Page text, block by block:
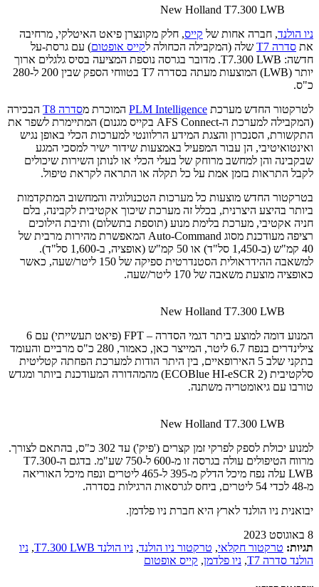
New Holland T7.300 LWB
ניו הולנד, חברה אחות של קייס, חלק מקונצרן פיאט האיטלקי, מרחיבה
את סדרה T7 שלה (המקבילה הכחולה לקייס אופטום) עם גרסת-על
חדשה: T7.300 LWB. מדובר בגרסה נוספת המציעה בסיס גלגלים ארוך
יותר (LWB) המוצעות מעתה בסדרה T7 בטווחי הספק שבין 200 ל-280
כ"ס.
לטרקטור החדש מערכת PLM Intelligence המוכרת מסדרה T8
הבכירה
(המקבילה למערכת ה-AFS Connect בקייס מגנום) המתיימרת לשפר את
התקשורת, הסנכרון והצגת המידע הרלוונטי למערכות הכלי באופן נגיש
ואינטואיטיבי, הן עבור המפעיל באמצעות שידור ישיר למסכי המגע
שבקבינה והן למחשב מרוחק של בעלי הכלי או לנותן השירות שיכולים
לקבל התראות בזמן אמת על כל תקלה או התראה לקראת טיפול.
בטרקטור החדש מוצעות כל מערכות הטכנולוגיה והמחשוב המתקדמות
ביותר בהיצע היצרנית, בכלל זה מערכת שיכוך אקטיבית לקבינה, בלם
חניה אקטיבי, מערכת בלימת מנוע (תוספת בתשלום) ותיבת הילוכים
רציפה מעודכנת מסוג Auto-Command המאפשרת מהירות מרבית של
40 קמ"ש (ב-1,450 סל"ד) או 50 קמ"ש (אופציה, ב-1,600 סל"ד).
למשאבה ההידראולית הסטנדרטית ספיקה של 150 ליטר/שעה, כאשר
כאופציה מוצעת משאבה של 170 ליטר/שעה.
New Holland T7.300 LWB
המנוע דומה למוצע ביתר דגמי הסדרה – FPT (פיאט תעשייתי) עם 6
צילינדרים בנפח 6.7 ליטר, המייצר כאן, כאמור, 280 כ"ס מרביים והעומד
בתקני שלב 5 האירופאיים, בין היתר הודות למערכת הפחתה קטליטית
סלקטיבית (ECOBlue HI-eSCR 2) מהמהדורה המעודכנת ביותר ומגדש
טורבו עם גיאומטריה משתנה.
New Holland T7.300 LWB
למנוע יכולת לספק לפרקי זמן קצרים ('פיק') עד 302 כ"ס, בהתאם לצורך.
מרווח הטיפולים עולה בגרסה זו מ-600 ל-750 שע"מ. בדגם ה-T7.300
LWB עלה נפח מיכל הדלק מ-395 ל-465 ליטרים ונפח מיכל האוריאה
מ-48 לכדי 54 ליטרים, ביחס לגרסאות הרגילות בסדרה.
יבואנית ניו הולנד לארץ היא חברת ניו פלדמן.
8 באוגוסט 2023
תגיות: טרקטור חקלאי, טרקטור ניו הולנד, ניו הולנד T7.300 LWB , ניו
הולנד סדרה T7
, ניו פלדמן, קייס אופטום